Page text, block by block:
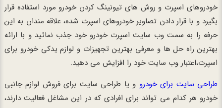
خودروهای اسپرت و روش های تیونینگ کردن خودرو مورد استفاده قرار
بگیرد و با قرار دادن تصاویر خودروهای اسپرت شده، علاقه مندان به این
حرفه را به سمت وب سایت اسپرت خودرو خود جذب نمائید و با ارائه
بهترین راه حل ها و معرفی بهترین تجهیزات و لوازم یدکی خودرو برای
اسپرت،اعتبار وب سایت خود را افزایش می دهید.
طراحی سایت برای خودرو و یا طراحی سایت برای فروش لوازم جانبی
خودرو هر کدام می تواند برای افرادی که در این مشاغل فعالیت دارند،